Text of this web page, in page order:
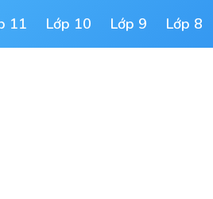
11 Lớp 10 Lớp 9 Lớp 8